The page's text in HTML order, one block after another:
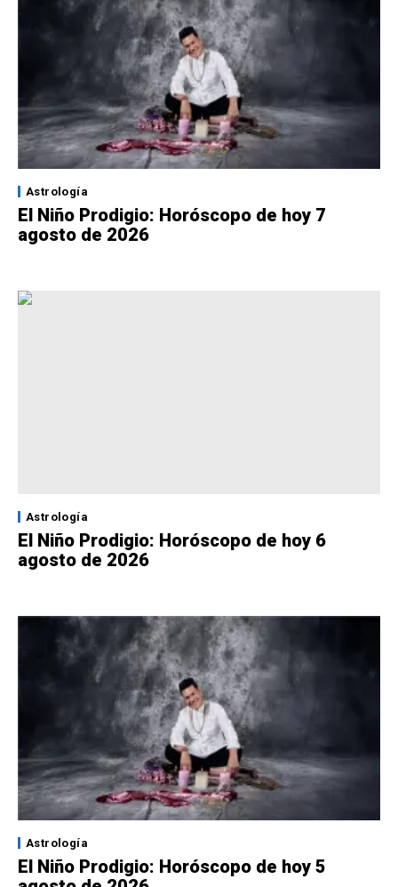
Astrología
El Niño Prodigio: Horóscopo de hoy 7
agosto de 2026
Astrología
El Niño Prodigio: Horóscopo de hoy 6
agosto de 2026
Astrología
El Niño Prodigio: Horóscopo de hoy 5